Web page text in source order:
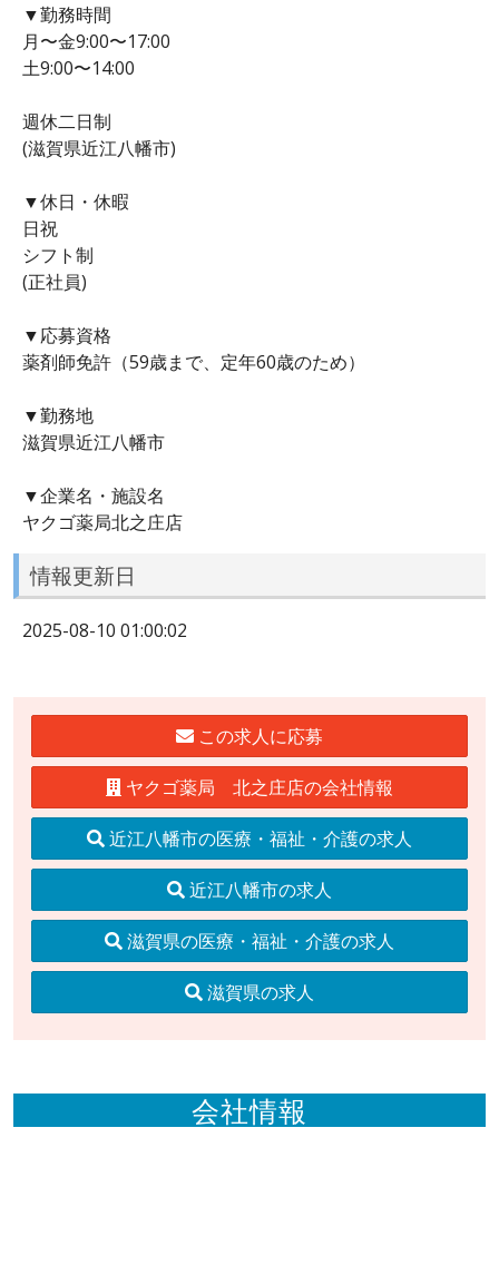
▼勤務時間
月〜金9:00〜17:00
土9:00〜14:00
週休二日制
(滋賀県近江八幡市)
▼休日・休暇
日祝
シフト制
(正社員)
▼応募資格
薬剤師免許（59歳まで、定年60歳のため）
▼勤務地
滋賀県近江八幡市
▼企業名・施設名
ヤクゴ薬局北之庄店
情報更新日
2025-08-10 01:00:02
この求人に応募
ヤクゴ薬局 北之庄店の会社情報
近江八幡市の医療・福祉・介護の求人
近江八幡市の求人
滋賀県の医療・福祉・介護の求人
滋賀県の求人
会社情報